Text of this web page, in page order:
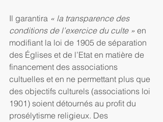
Il garantira « la transparence des
conditions de l’exercice du culte » en
modifiant la loi de 1905 de séparation
des Églises et de l’Etat en matière de
financement des associations
cultuelles et en ne permettant plus que
des objectifs culturels (associations loi
1901) soient détournés au profit du
prosélytisme religieux. Des